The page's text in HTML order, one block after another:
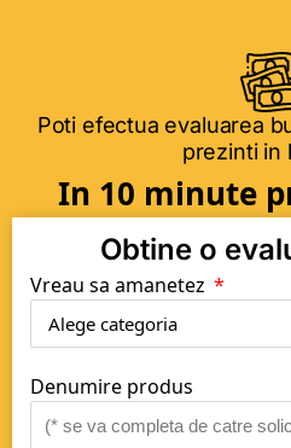
Poti efectua evaluarea
prezinti in
In 10 minute
Obtine o
Vreau sa amanetez
Denumire produs